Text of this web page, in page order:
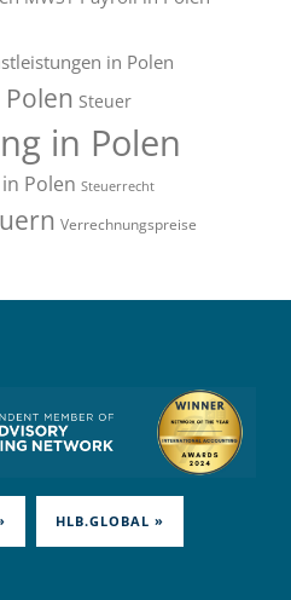
in Polen
Steuer
in Polen
Polen Steuerrecht
Verrechnungspreise
HLB.GLOBAL »